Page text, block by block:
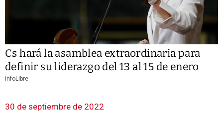
Cs hará la asamblea extraordinaria para
definir su liderazgo del 13 al 15 de enero
infoLibre
30 de septiembre de 2022